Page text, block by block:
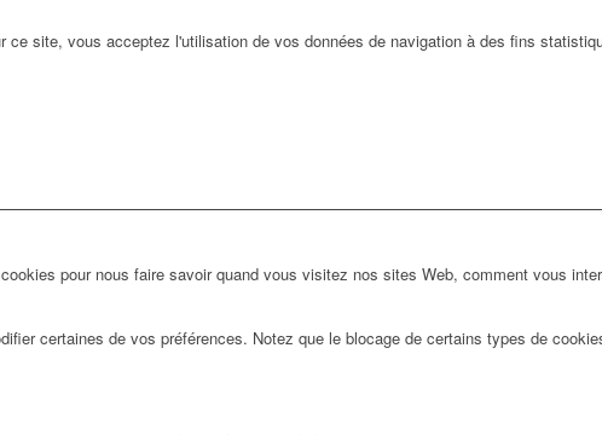
site, vous acceptez l'utilisation de vos données de navigation à des fins
pour nous faire savoir quand vous visitez nos sites Web, comment vous
certaines de vos préférences. Notez que le blocage de certains types de